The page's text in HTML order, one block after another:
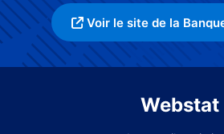
Voir le site de la
Webstat